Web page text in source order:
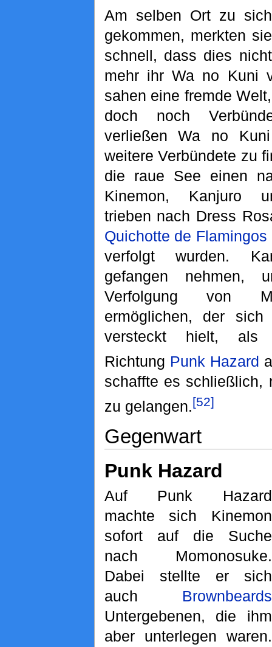
Am selben Ort zu sich
gekommen, merkten sie
schnell, dass dies nicht
mehr ihr Wa no Kuni
sahen eine fremde
doch noch
verließen Wa no
weitere Verbündete zu
die raue See einen
Kinemon, Kanjuro
trieben nach Dress
Quichotte de Flamingos
verfolgt wurden.
gefangen nehmen,
Verfolgung von
ermöglichen, der
versteckt hielt, als
Richtung Punk Hazard
schaffte es schließlich,
zu gelangen.[52]
Gegenwart
Punk Hazard
Auf Punk Hazard
machte sich Kinemon
sofort auf die Suche
nach Momonosuke.
Dabei stellte er sich
auch Brownbeards
Untergebenen, die ihm
aber unterlegen waren.